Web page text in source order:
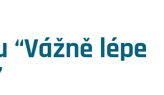
“Vážně lépe